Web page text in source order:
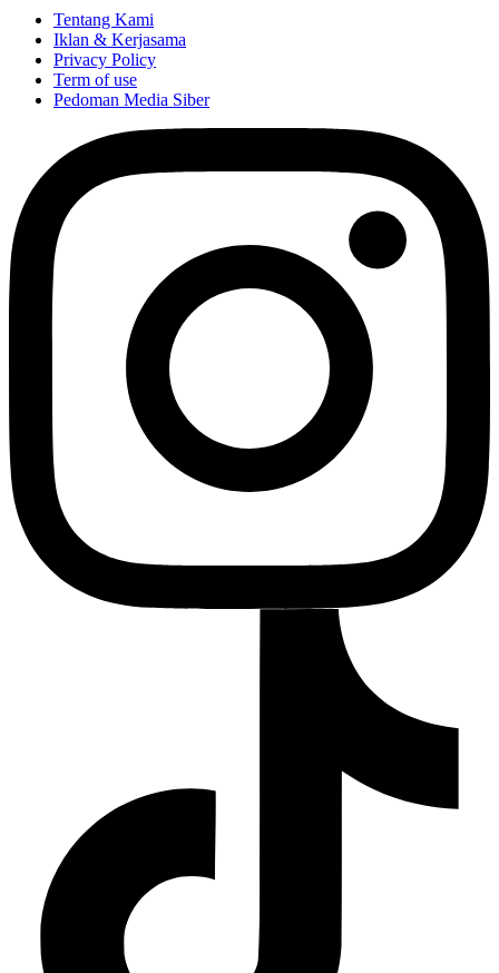
Tentang Kami
Iklan & Kerjasama
Privacy Policy
Term of use
Pedoman Media Siber